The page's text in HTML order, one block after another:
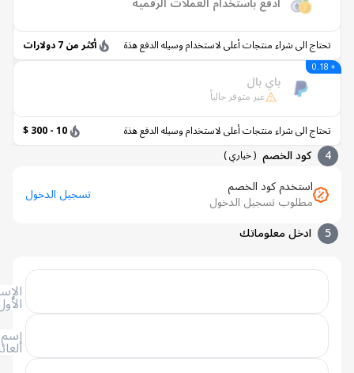
الى شراء منتجات أعلى لاستخدام وسيله الدفع هذة أكثر من 7 دولارات
باي بال
غير متوفر حالياً
الى شراء منتجات أعلى لاستخدام وسيله الدفع هذة
كود الخصم (خياري )
استخدم كود الخصم
مطلوب تسجيل الدخول
تسجيل الدخول
ادخل معلوماتك
العائلة